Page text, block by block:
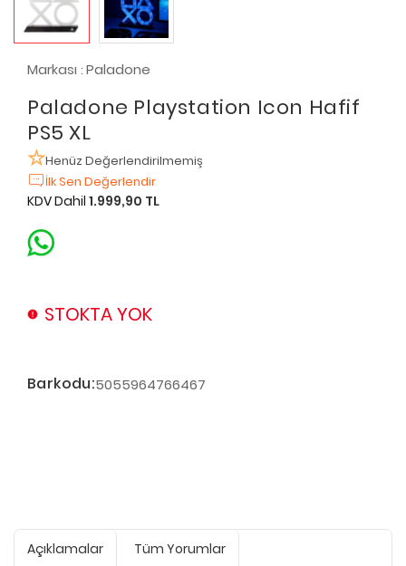
Markası : Paladone
Paladone Playstation Icon Hafif
PS5 XL
Henüz Değerlendirilmemiş
İlk Sen Değerlendir
KDV Dahil 1.999,90 TL
STOKTA YOK
Barkodu:5055964766467
Açıklamalar Tüm Yorumlar